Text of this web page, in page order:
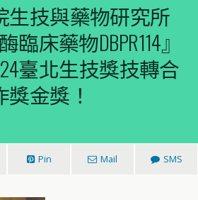
生技與藥物研究所
臨床藥物DBPR114』
臺北生技獎技轉合
獎金獎！
Pin Mail SMS